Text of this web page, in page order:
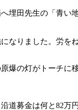
埋田先生の「青
なりました。労を
爆の灯がトーチ
道募金は何と82